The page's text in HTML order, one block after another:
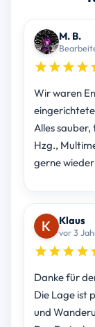
M. B.
Wir waren
Alles sauber,
Hzg.,
Klaus
vor 3
Danke für
Die Lage ist
und